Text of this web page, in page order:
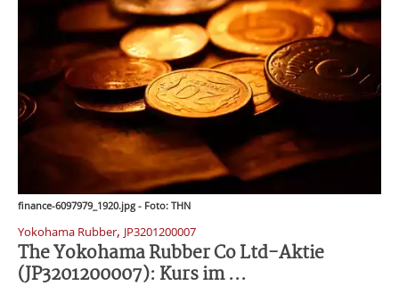
finance-6097979_1920.jpg - Foto: THN
Yokohama Rubber, JP3201200007
The Yokohama Rubber Co Ltd-Aktie
(JP3201200007): Kurs im ...